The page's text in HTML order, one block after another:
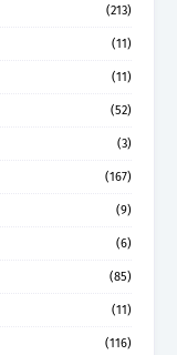
(213)
(11)
(11)
(52)
(3)
(167)
(9)
(6)
(85)
(11)
(116)